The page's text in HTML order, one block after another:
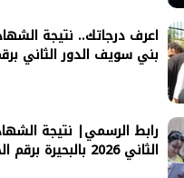
بني سويف الدور الثاني
رابط الرسمي| نتيجة
الثاني 2026 بالبحيرة برقم الجلوس والاسم